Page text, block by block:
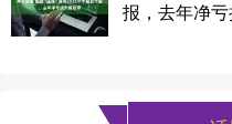
报，去年净